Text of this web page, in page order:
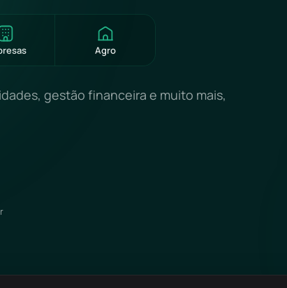
Agro
gestão financeira e muito mais,